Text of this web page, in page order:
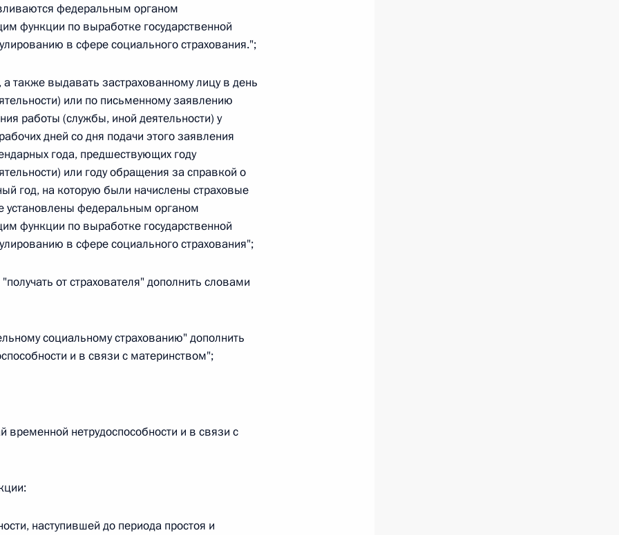
г. № 270-ФЗ
закона «Об автономных учреждениях»
г. № 244-ФЗ
Российской Федерации и Кабинетом
статусе представительств компетентных органов
Федерации и Киргизской Республике
водного транспорта Российской Федерации и статью 1
измерений»
№ 250-ФЗ
Федерации «О защите прав потребителей»
федеральным органом
функции по выработке государственной
в сфере социального страхования.";
также выдавать застрахованному лицу в день
или по письменному заявлению
работы (службы, иной деятельности) у
дней со дня подачи этого заявления
года, предшествующих году
или году обращения за справкой о
год, на которую были начислены страховые
установлены федеральным органом
функции по выработке государственной
в сфере социального страхования";
от страхователя" дополнить словами
социальному страхованию" дополнить
и в связи с материнством";
временной нетрудоспособности и в связи с
наступившей до периода простоя и